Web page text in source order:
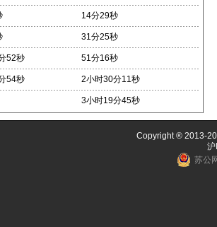
14分29秒
31分25秒
52秒 51分16秒
54秒 2小时30分11秒
3小时19分45秒
Copyright ® 2013-
苏公